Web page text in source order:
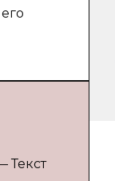
Текст